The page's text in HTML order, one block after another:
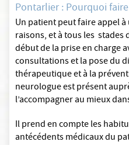
Pontarlier : Pourquoi
Un patient peut faire appel
raisons, et à tous les stades
début de la prise en charge
consultations et la pose du
thérapeutique et à la
neurologue est présent
l’accompagner au mieux
Il prend en compte les
antécédents médicaux du